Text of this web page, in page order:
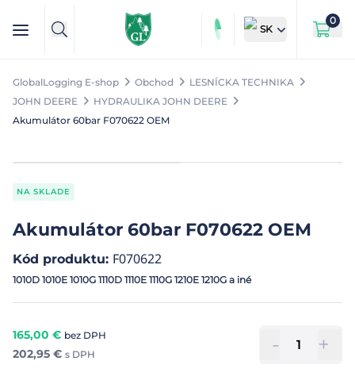
SK
0
GlobalLogging E-shop Obchod
LESNÍCKA TECHNIKA
JOHN DEERE
HYDRAULIKA JOHN DEERE
Akumulátor 60bar F070622 OEM
NA SKLADE
Akumulátor 60bar F070622 OEM
Kód produktu: F070622
1010D 1010E 1010G 1110D 1110E 1110G 1210E 1210G a iné
165,00 € bez DPH
202,95 € s DPH - +